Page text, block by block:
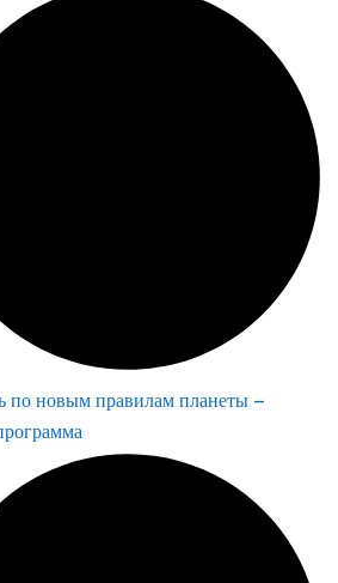
по новым правилам планеты –